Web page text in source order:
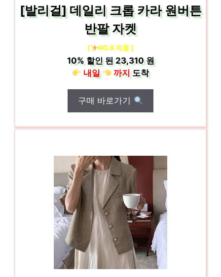
[발리걸] 데일리 크롭 카라 원버튼
반팔 자켓
[ NO.8 제품 ]
10%할인 된23,310 원
내일
까지도착
구매 바로가기